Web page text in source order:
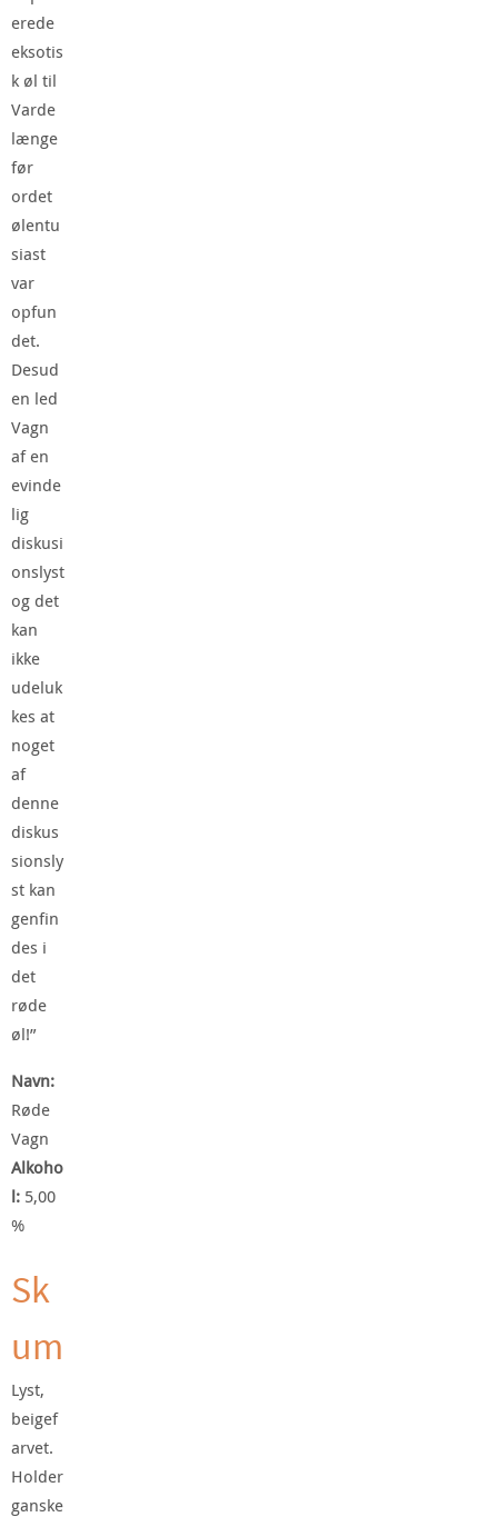
erede
eksotis
k øl til
Varde
længe
før
ordet
ølentu
siast
var
opfun
det.
Desud
en led
Vagn
af en
evinde
lig
diskusi
onslyst
og det
kan
ikke
udeluk
kes at
noget
af
denne
diskus
sionsly
st kan
genfin
des i
det
røde
øl!”
Navn:
Røde
Vagn
Alkoho
l: 5,00
%
Sk
um
Lyst,
beigef
arvet.
Holder
ganske